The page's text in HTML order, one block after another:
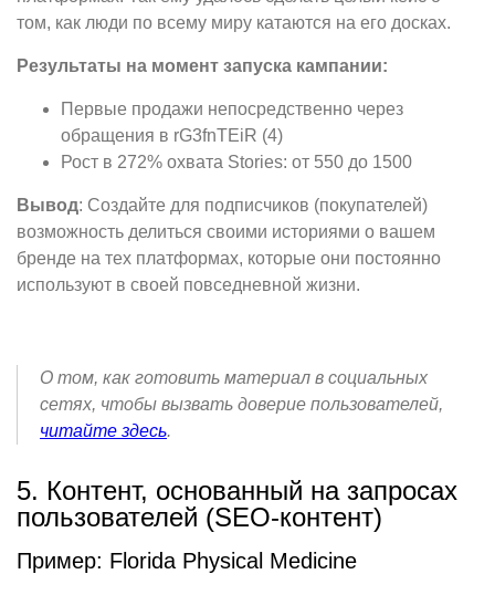
том, как люди по всему миру катаются на его досках.
Результаты на момент запуска кампании:
Первые продажи непосредственно через
обращения в rG3fnTEiR (4)
Рост в 272% охвата Stories: от 550 до 1500
Вывод: Создайте для подписчиков (покупателей)
возможность делиться своими историями о вашем
бренде на тех платформах, которые они постоянно
используют в своей повседневной жизни.
О том, как готовить материал в социальных
сетях, чтобы вызвать доверие пользователей,
читайте здесь.
5. Контент, основанный на запросах
пользователей (SEO-контент)
Пример: Florida Physical Medicine